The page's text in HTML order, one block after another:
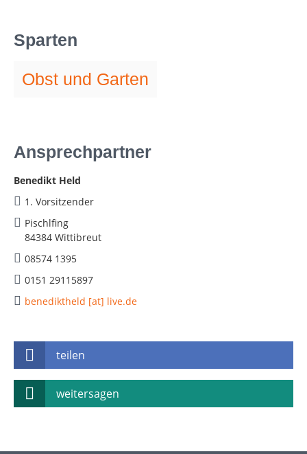
Sparten
Obst und Garten
Ansprechpartner
Benedikt Held
1. Vorsitzender
Pischlfing
84384 Wittibreut
08574 1395
0151 29115897
benediktheld [at] live.de
teilen
weitersagen